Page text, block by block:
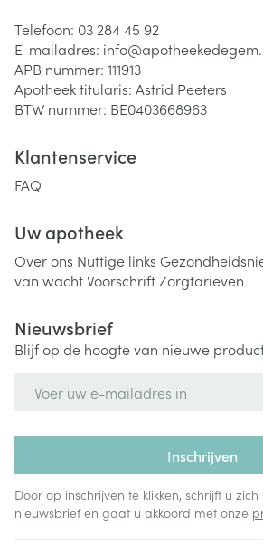
Telefoon: 03 284 45 92
E-mailadres: info@
APB nummer: 111913
Apotheek titularis: Astrid Peeters
BTW nummer: BE0403668963
Klantenservice
FAQ
Uw apotheek
Over ons Nuttige links
van wachtVoorschriftZorgtarieven
Nieuwsbrief
Blijf op de hoogte van nieuwe
Inschrijven
Door op inschrijven te klikken, schrijft u
nieuwsbrief en gaat u akkoord met onze